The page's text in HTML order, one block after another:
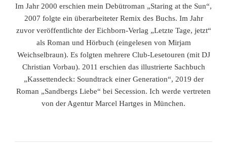
Im Jahr 2000 erschien mein Debütroman „Staring at the Sun“,
2007 folgte ein überarbeiteter Remix des Buchs. Im Jahr
zuvor veröffentlichte der Eichborn-Verlag „Letzte Tage, jetzt“
als Roman und Hörbuch (eingelesen von Mirjam
Weichselbraun). Es folgten mehrere Club-Lesetouren (mit DJ
Christian Vorbau). 2011 erschien das illustrierte Sachbuch
„Kassettendeck: Soundtrack einer Generation“, 2019 der
Roman „Sandbergs Liebe“ bei Secession. Ich werde vertreten
von der Agentur Marcel Hartges in München.